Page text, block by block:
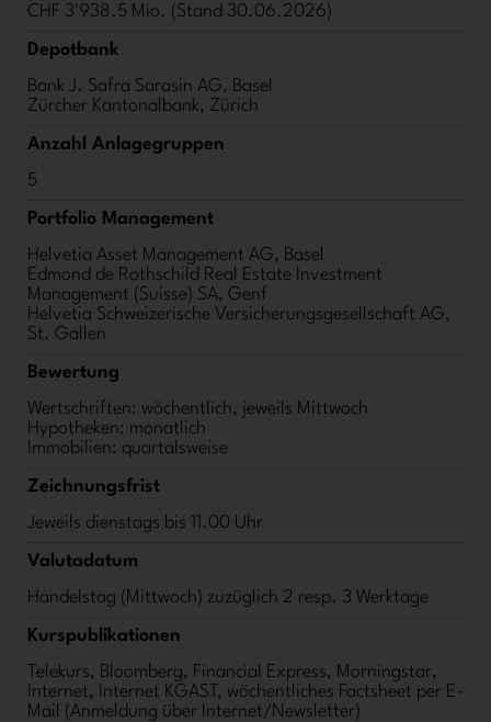
CHF 3'938.5 Mio. (Stand 30.06.2026)
Depotbank
Bank J. Safra Sarasin AG, Basel
Zürcher Kantonalbank, Zürich
Anzahl Anlagegruppen
5
Portfolio Management
Helvetia Asset Management AG, Basel
Edmond de Rothschild Real Estate Investment
Management (Suisse) SA, Genf
Helvetia Schweizerische Versicherungsgesellschaft AG,
St. Gallen
Bewertung
Wertschriften: wöchentlich, jeweils Mittwoch
Hypotheken: monatlich
Immobilien: quartalsweise
Zeichnungsfrist
Jeweils dienstags bis 11.00 Uhr
Valutadatum
Handelstag (Mittwoch) zuzüglich 2 resp. 3 Werktage
Kurspublikationen
Telekurs, Bloomberg, Financial Express, Morningstar,
Internet, Internet KGAST, wöchentliches Factsheet per E-
Mail (Anmeldung über Internet/Newsletter)